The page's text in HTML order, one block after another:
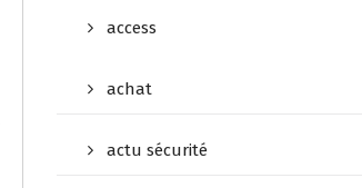
access
achat
actu sécurité